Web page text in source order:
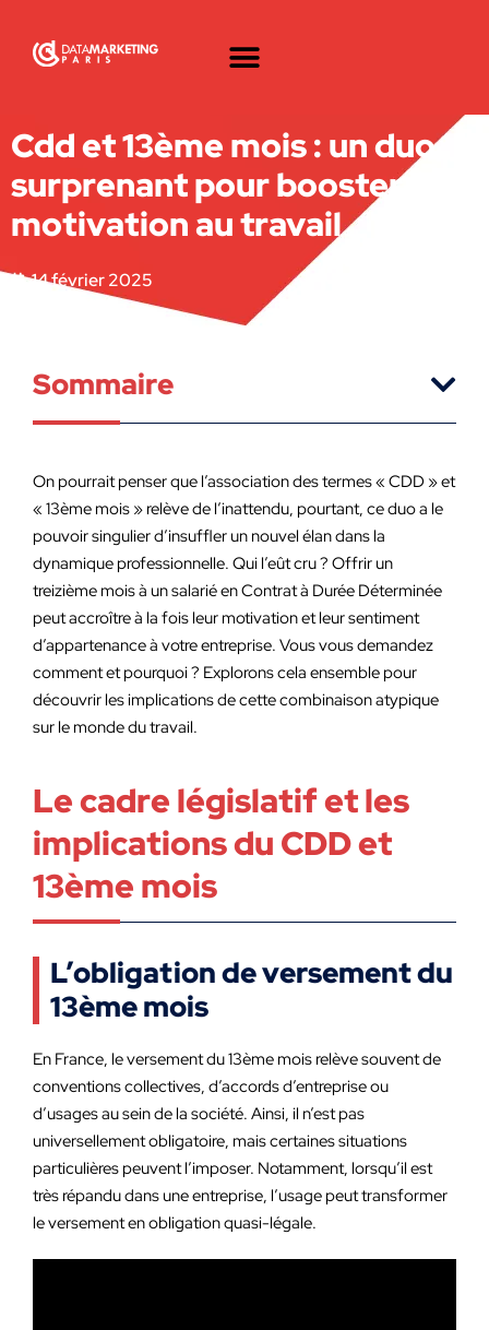
Cdd et 13ème mois : un duo
surprenant pour booster la
motivation au travail
14 février 2025
Sommaire
On pourrait penser que l’association des termes « CDD » et
« 13ème mois » relève de l’inattendu, pourtant, ce duo a le
pouvoir singulier d’insuffler un nouvel élan dans la
dynamique professionnelle. Qui l’eût cru ? Offrir un
treizième mois à un salarié en Contrat à Durée Déterminée
peut accroître à la fois leur motivation et leur sentiment
d’appartenance à votre entreprise. Vous vous demandez
comment et pourquoi ? Explorons cela ensemble pour
découvrir les implications de cette combinaison atypique
sur le monde du travail.
Le cadre législatif et les
implications du CDD et
13ème mois
L’obligation de versement du
13ème mois
En France, le versement du 13ème mois relève souvent de
conventions collectives, d’accords d’entreprise ou
d’usages au sein de la société. Ainsi, il n’est pas
universellement obligatoire, mais certaines situations
particulières peuvent l’imposer. Notamment, lorsqu’il est
très répandu dans une entreprise, l’usage peut transformer
le versement en obligation quasi-légale.